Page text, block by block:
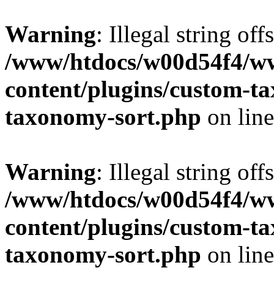
Warning: Illegal string
/www/htdocs/w00d54f4/
content/plugins/custom-
taxonomy-sort.php on
Warning: Illegal string
/www/htdocs/w00d54f4/
content/plugins/custom-
taxonomy-sort.php on